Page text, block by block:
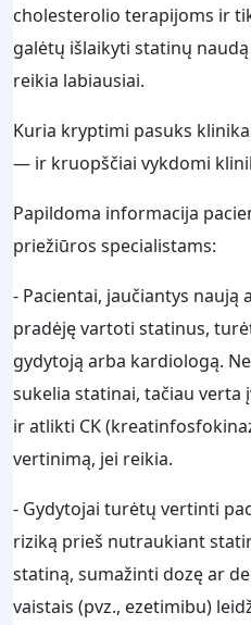
cholesterolio terapijoms ir
galėtų išlaikyti statinų
reikia labiausiai.
Kuria kryptimi pasuks
— ir kruopščiai vykdomi
Papildoma informacija
priežiūros specialistams:
- Pacientai, jaučiantys
pradėję vartoti statinus,
gydytoją arba kardiologą.
sukelia statinai, tačiau
ir atlikti CK
vertinimą, jei reikia.
- Gydytojai turėtų vertinti
riziką prieš nutraukiant
statiną, sumažinti dozę ar
vaistais (pvz., ezetimibu)